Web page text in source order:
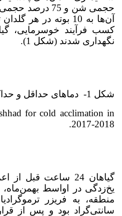
حجمی شن و 75
آن‌ها به 10 بوته
کسب فرآیند خوسرمایی،
نگهداری شدند (شکل 1).
شکل 1- دماهای حداقل و حداکثر روزانه مشهد برای خوسرمایی گیاهان در سال 1396
for cold acclimation in
2017-2018.
گیاهان 24 ساعت
یخ‌زدگی در اواسط
منطقه، به فریزر
سانتی‌گراد بود و پس از